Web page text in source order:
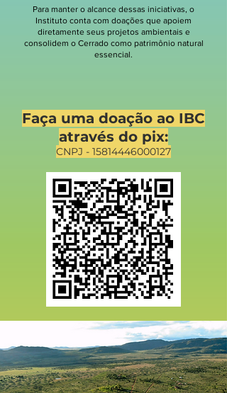
Para manter o alcance dessas iniciativas, o
Instituto conta com doações que apoiem
diretamente seus projetos ambientais e
consolidem o Cerrado como patrimônio natural
essencial.
Faça uma doação ao IBC
através do pix:
CNPJ - 15814446000127